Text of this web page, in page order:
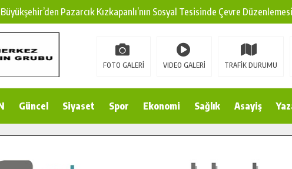
Büyükşehir’den Pazarcık Kızkapanlı’nın Sosyal Tesisinde Çevre
Büyükşehir’den Pazarcık Kırsalına Modern Ulaşım Yatırımı.
Çin’den KSÜ’ye Uluslararası Başarı: Edinilen Bilgi Türk Tarımına Katkı
Gençler Pusula Maraş Kampında Yeni Medya ve Fotoğrafçılığı Keşfetti.
FOTO GALERİ VIDEO GALERİ TRAFİK DURUMU
Güncel Siyaset Spor Ekonomi Sağlık Asayiş